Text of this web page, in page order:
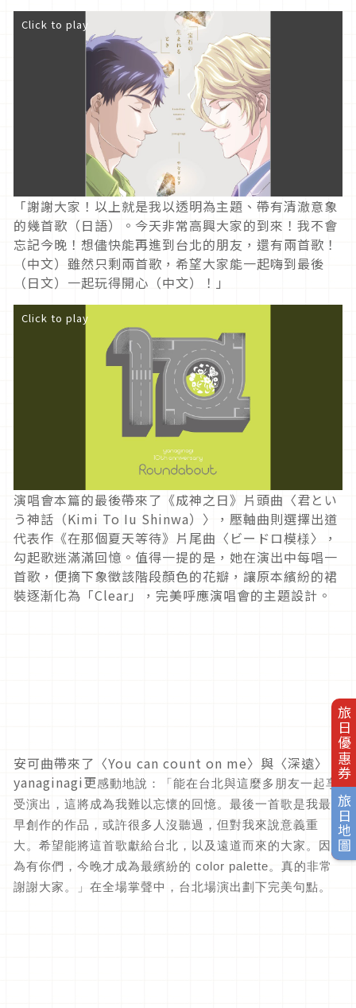
旅日優惠券
旅日地圖
Click to play
「謝謝大家！以上就是我以透明為主題、帶有清澈意象
的幾首歌（日語）。今天非常高興大家的到來！我不會
忘記今晚！想儘快能再進到台北的朋友，還有兩首歌！
（中文）雖然只剩兩首歌，希望大家能一起嗨到最後
（日文）一起玩得開心（中文）！」
Click to play
演唱會本篇的最後帶來了《成神之日》片頭曲〈君とい
う神話（Kimi To Iu Shinwa）〉，壓軸曲則選擇出道
代表作《在那個夏天等待》片尾曲〈ビードロ模様〉，
勾起歌迷滿滿回憶。值得一提的是，她在演出中每唱一
首歌，便摘下象徵該階段顏色的花瓣，讓原本繽紛的裙
裝逐漸化為「Clear」，完美呼應演唱會的主題設計。
安可曲帶來了〈You can count on me〉與〈深遠〉，
yanaginagi更感動地說：「能在台北與這麼多朋友一起享
受演出，這將成為我難以忘懷的回憶。最後一首歌是我最
早創作的作品，或許很多人沒聽過，但對我來說意義重
大。希望能將這首歌獻給台北，以及遠道而來的大家。因
為有你們，今晚才成為最繽紛的 color palette。真的非常
謝謝大家。」在全場掌聲中，台北場演出劃下完美句點。